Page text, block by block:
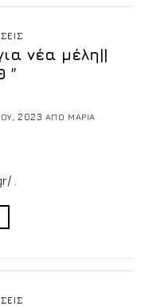
νέα μέλη||
”
2023 ΑΠΟ ΜΑΡΙΑ
.